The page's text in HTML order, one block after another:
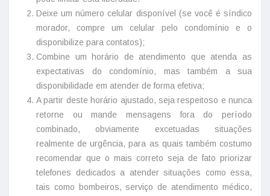
Deixe um número celular disponível (se você é síndico
morador, compre um celular pelo condomínio e o
disponibilize para contatos);
Combine um horário de atendimento que atenda as
expectativas do condomínio, mas também a sua
disponibilidade em atender de forma efetiva;
A partir deste horário ajustado, seja respeitoso e nunca
retorne ou mande mensagens fora do período
combinado, obviamente excetuadas situações
realmente de urgência, para as quais também costumo
recomendar que o mais correto seja de fato priorizar
telefones dedicados a atender situações como essa,
tais como bombeiros, serviço de atendimento médico,